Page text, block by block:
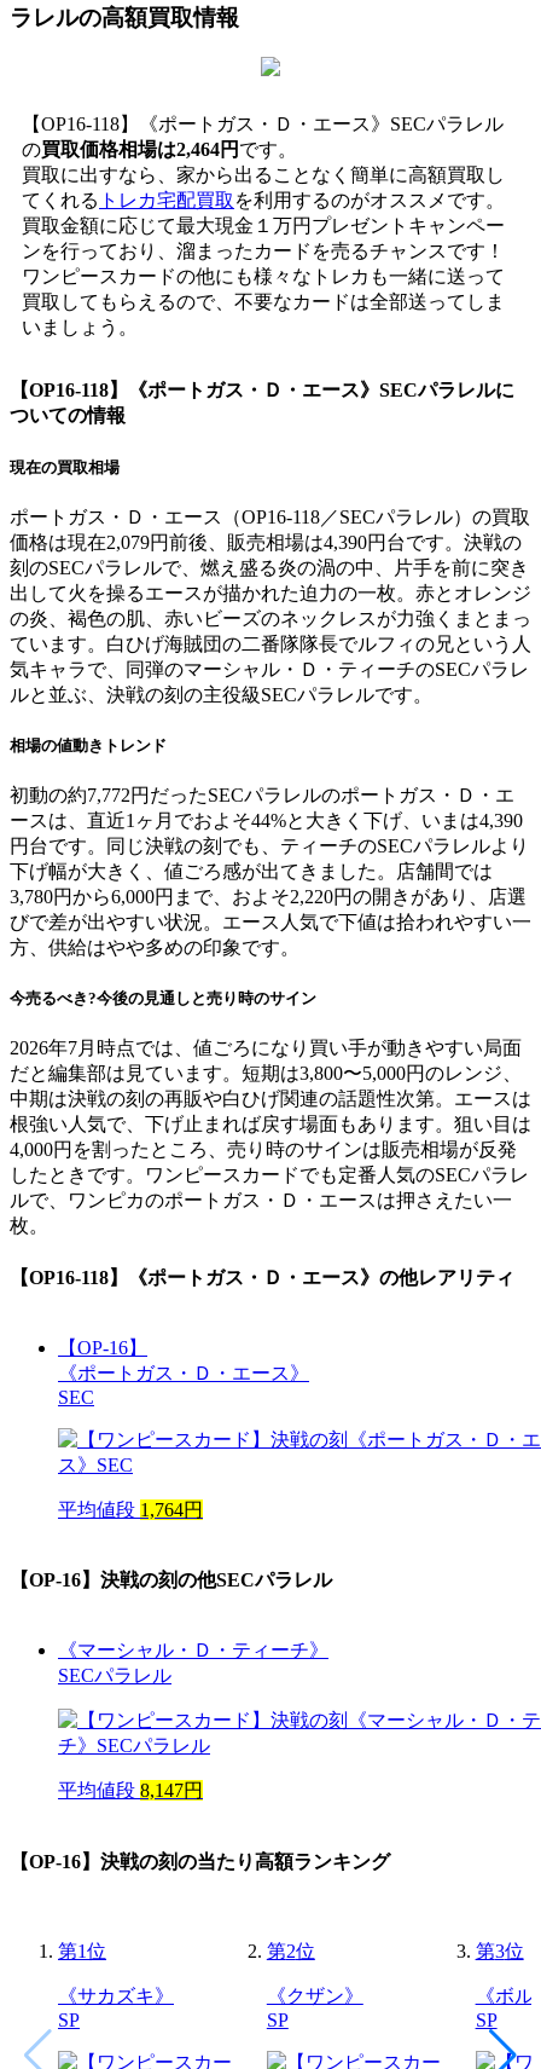
ラレルの高額買取情報
【OP16-118】《ポートガス・Ｄ・エース》SECパラレル
の買取価格相場は2,464円 です。
買取に出すなら、家から出ることなく簡単に高額買取し
てくれる トレカ宅配買取 を利用するのがオススメです。
買取金額に応じて最大現金１万円プレゼントキャンペー
ンを行っており、溜まったカードを売るチャンスです！
ワンピースカードの他にも様々なトレカも一緒に送って
買取してもらえるので、不要なカードは全部送ってしま
いましょう。
【OP16-118】《ポートガス・Ｄ・エース》SECパラレルに
ついての情報
現在の買取相場
ポートガス・Ｄ・エース（OP16-118／SECパラレル）の買取
価格は現在2,079円前後、販売相場は4,390円台です。決戦の
刻のSECパラレルで、燃え盛る炎の渦の中、片手を前に突き
出して火を操るエースが描かれた迫力の一枚。赤とオレンジ
の炎、褐色の肌、赤いビーズのネックレスが力強くまとまっ
ています。白ひげ海賊団の二番隊隊長でルフィの兄という人
気キャラで、同弾のマーシャル・Ｄ・ティーチのSECパラレ
ルと並ぶ、決戦の刻の主役級SECパラレルです。
相場の値動きトレンド
初動の約7,772円だったSECパラレルのポートガス・Ｄ・エ
ースは、直近1ヶ月でおよそ44%と大きく下げ、いまは4,390
円台です。同じ決戦の刻でも、ティーチのSECパラレルより
下げ幅が大きく、値ごろ感が出てきました。店舗間では
3,780円から6,000円まで、およそ2,220円の開きがあり、店選
びで差が出やすい状況。エース人気で下値は拾われやすい一
方、供給はやや多めの印象です。
今売るべき?今後の見通しと売り時のサイン
2026年7月時点では、値ごろになり買い手が動きやすい局面
だと編集部は見ています。短期は3,800〜5,000円のレンジ、
中期は決戦の刻の再販や白ひげ関連の話題性次第。エースは
根強い人気で、下げ止まれば戻す場面もあります。狙い目は
4,000円を割ったところ、売り時のサインは販売相場が反発
したときです。ワンピースカードでも定番人気のSECパラレ
ルで、ワンピカのポートガス・Ｄ・エースは押さえたい一
枚。
【OP16-118】《ポートガス・Ｄ・エース》 の他レアリティ
【OP-16】
《ポートガス・Ｄ・エース》
SEC
平均値段 1,764円
【OP-16】決戦の刻の他SECパラレル
《マーシャル・Ｄ・ティーチ》
SECパラレル
平均値段 8,147円
【OP-16】決戦の刻の当たり高額ランキング
第1位
《サカズキ》
SP
第2位
《クザン》
SP
第3位
《ボ
SP